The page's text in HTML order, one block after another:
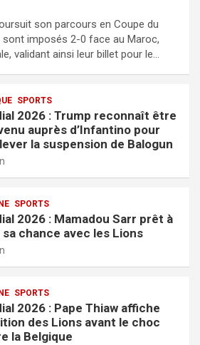
son parcours en Coupe du
sont imposés 2-0 face au Maroc,
validant ainsi leur billet pour le…
SPORTS
2026 : Trump reconnaît être
auprès d’Infantino pour
la suspension de Balogun
SPORTS
2026 : Mamadou Sarr prêt à
sa chance avec les Lions
SPORTS
2026 : Pape Thiaw affiche
des Lions avant le choc
la Belgique